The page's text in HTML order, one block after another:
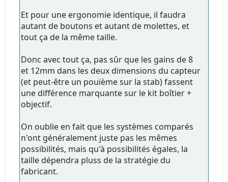
Et pour une ergonomie identique, il faudra
autant de boutons et autant de molettes, et
tout ça de la même taille.
Donc avec tout ça, pas sûr que les gains de 8
et 12mm dans les deux dimensions du capteur
(et peut-être un pouïème sur la stab) fassent
une différence marquante sur le kit boîtier +
objectif.
On oublie en fait que les systèmes comparés
n'ont généralement juste pas les mêmes
possibilités, mais qu'à possibilités égales, la
taille dépendra pluss de la stratégie du
fabricant.